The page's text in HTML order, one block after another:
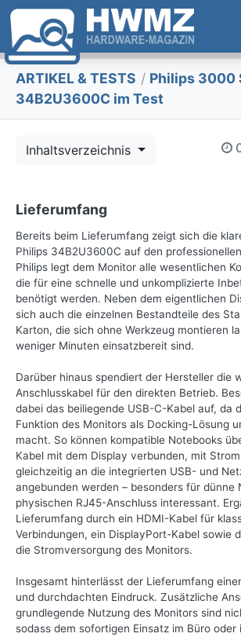
ARTIKEL & TESTS / Philips 3000
34B2U3600C im Test
Inhaltsverzeichnis
Lieferumfang
Bereits beim Lieferumfang zeigt sich die
Philips 34B2U3600C auf den
Philips legt dem Monitor alle wesentlichen
die für eine schnelle und unkomplizierte
benötigt werden. Neben dem eigentlichen
sich auch die einzelnen Bestandteile des
Karton, die sich ohne Werkzeug montieren
weniger Minuten einsatzbereit sind.
Darüber hinaus spendiert der Hersteller die
Anschlusskabel für den direkten Betrieb.
dabei das beiliegende USB-C-Kabel auf, da
Funktion des Monitors als Docking-Lösung
macht. So können kompatible Notebooks
Kabel mit dem Display verbunden, mit
gleichzeitig an die integrierten USB- und
angebunden werden – besonders für dünne
physischen RJ45-Anschluss interessant.
Lieferumfang durch ein HDMI-Kabel für
Verbindungen, ein DisplayPort-Kabel sowie
die Stromversorgung des Monitors.
Insgesamt hinterlässt der Lieferumfang
und durchdachten Eindruck. Zusätzliche
grundlegende Nutzung des Monitors sind
sodass dem sofortigen Einsatz im Büro